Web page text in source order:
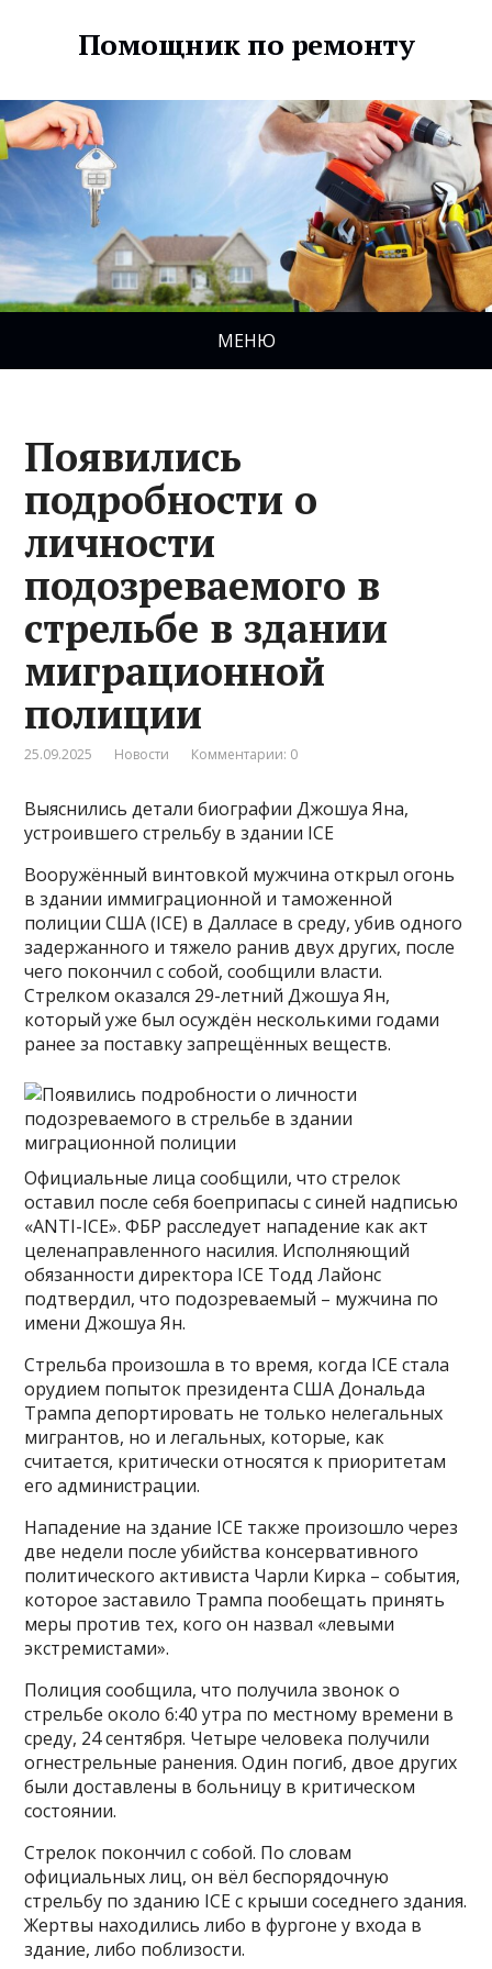
Помощник по ремонту
МЕНЮ
Появились
подробности о
личности
подозреваемого в
стрельбе в здании
миграционной
полиции
25.09.2025 Новости Комментарии: 0
Выяснились детали биографии Джошуа Яна,
устроившего стрельбу в здании ICE
Вооружённый винтовкой мужчина открыл огонь
в здании иммиграционной и таможенной
полиции США (ICE) в Далласе в среду, убив одного
задержанного и тяжело ранив двух других, после
чего покончил с собой, сообщили власти.
Стрелком оказался 29-летний Джошуа Ян,
который уже был осуждён несколькими годами
ранее за поставку запрещённых веществ.
Официальные лица сообщили, что стрелок
оставил после себя боеприпасы с синей надписью
«ANTI-ICE». ФБР расследует нападение как акт
целенаправленного насилия. Исполняющий
обязанности директора ICE Тодд Лайонс
подтвердил, что подозреваемый – мужчина по
имени Джошуа Ян.
Стрельба произошла в то время, когда ICE стала
орудием попыток президента США Дональда
Трампа депортировать не только нелегальных
мигрантов, но и легальных, которые, как
считается, критически относятся к приоритетам
его администрации.
Нападение на здание ICE также произошло через
две недели после убийства консервативного
политического активиста Чарли Кирка – события,
которое заставило Трампа пообещать принять
меры против тех, кого он назвал «левыми
экстремистами».
Полиция сообщила, что получила звонок о
стрельбе около 6:40 утра по местному времени в
среду, 24 сентября. Четыре человека получили
огнестрельные ранения. Один погиб, двое других
были доставлены в больницу в критическом
состоянии.
Стрелок покончил с собой. По словам
официальных лиц, он вёл беспорядочную
стрельбу по зданию ICE с крыши соседнего здания.
Жертвы находились либо в фургоне у входа в
здание, либо поблизости.